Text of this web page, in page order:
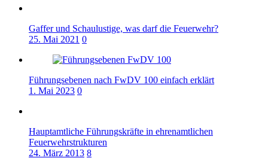
Gaffer und Schaulustige, was darf die Feuerwehr?
25. Mai 2021 0
Führungsebenen nach FwDV 100 einfach erklärt
1. Mai 2023 0
Hauptamtliche Führungskräfte in ehrenamtlichen
Feuerwehrstrukturen
24. März 2013 8